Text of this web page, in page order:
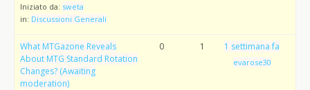
Iniziato da: sweta
in: Discussioni Generali
What MTGazone Reveals
About MTG Standard Rotation
Changes? (Awaiting
moderation)
0 1 1 settimana fa
evarose30